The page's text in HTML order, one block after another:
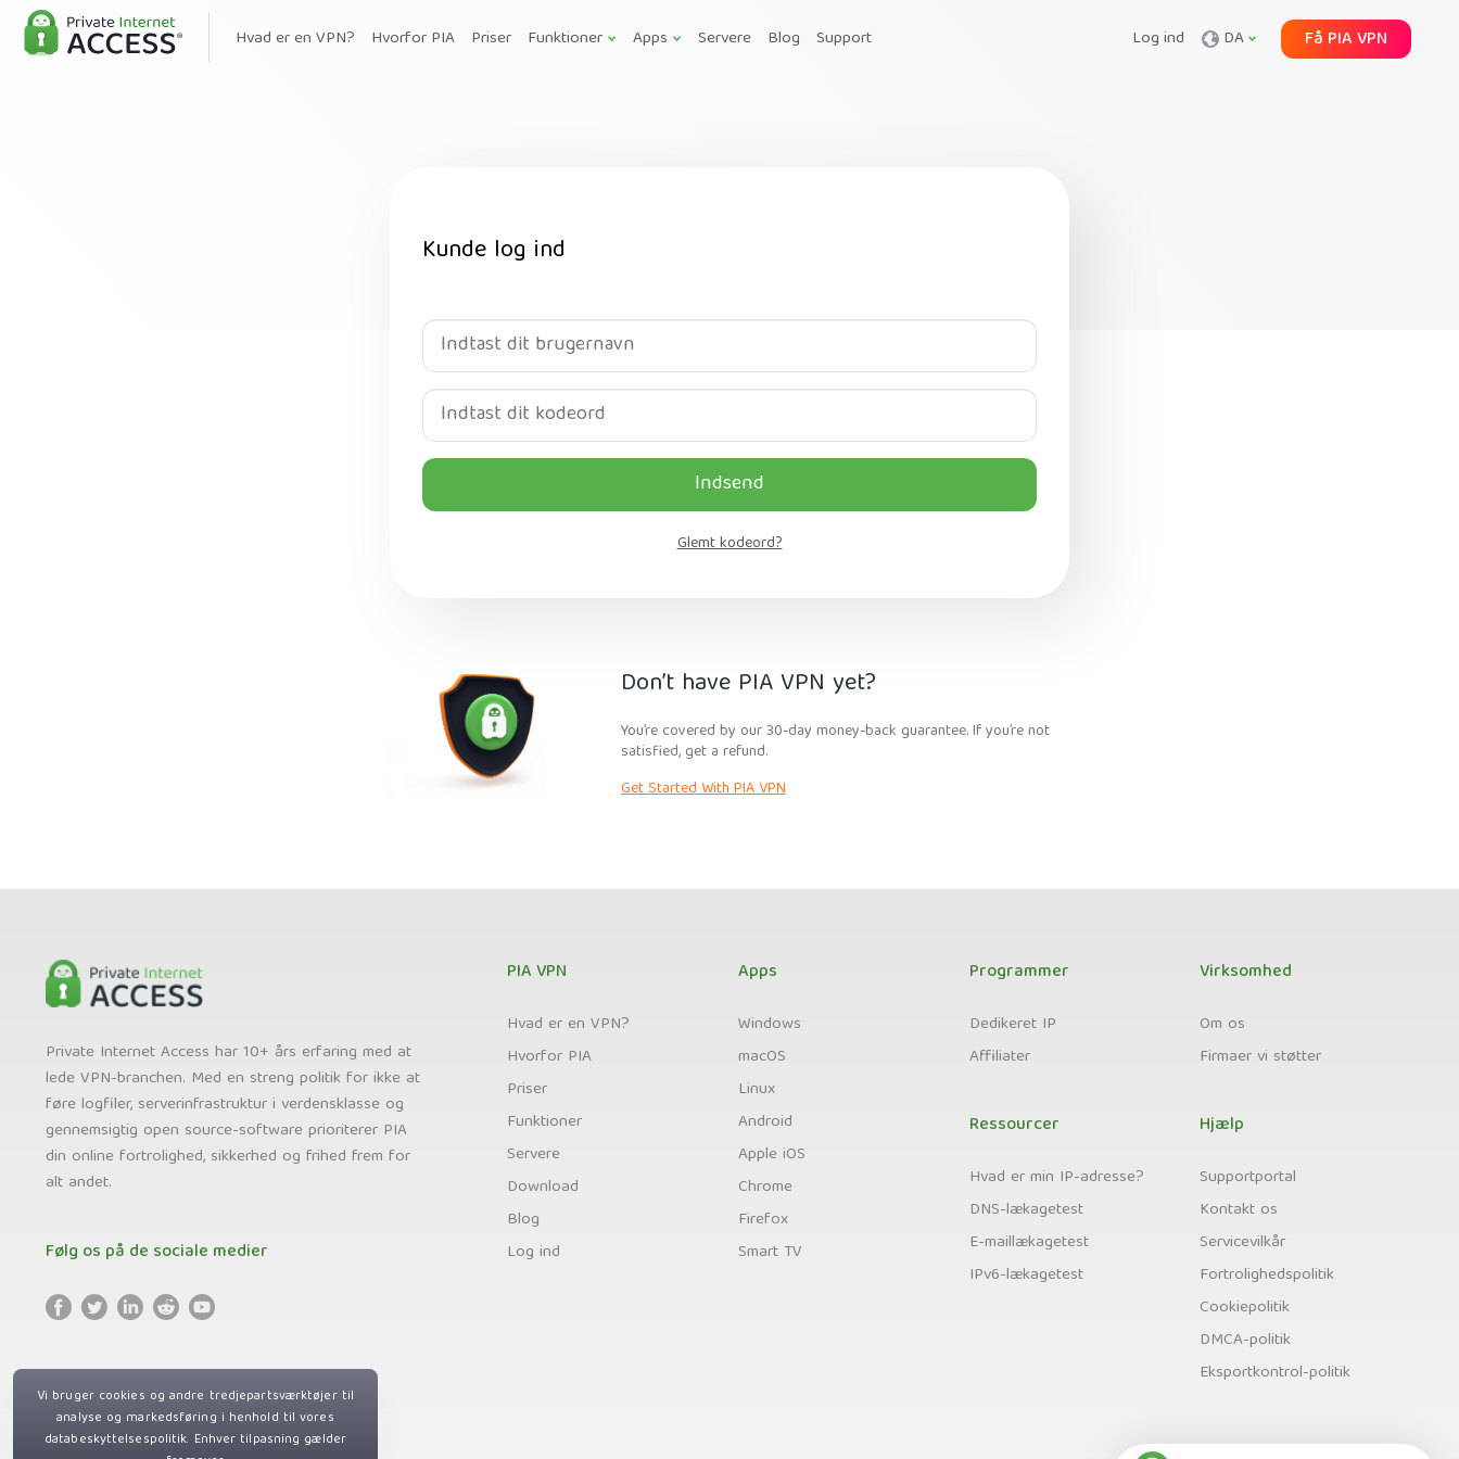
Hvad er en VPN? Hvorfor PIA Priser Funktioner Apps Servere Blog Support Log ind DA Få PIA VPN
Kunde log ind
Indsend
Glemt kodeord?
Don’t have PIA VPN yet?
You’re covered by our 30-day money-back guarantee. If you’re not
satisfied, get a refund.
Get Started With PIA VPN
Private Internet Access har 10+ års erfaring med at
lede VPN-branchen. Med en streng politik for ikke at
føre logfiler, serverinfrastruktur i verdensklasse og
gennemsigtig open source-software prioriterer PIA
din online fortrolighed, sikkerhed og frihed frem for
alt andet.
Følg os på de sociale medier
PIA VPN
Hvad er en VPN?
Hvorfor PIA
Priser
Funktioner
Servere
Download
Blog
Log ind
Apps
Windows
macOS
Linux
Android
Apple iOS
Chrome
Firefox
Smart TV
Programmer
Dedikeret IP
Affiliater
Ressourcer
Hvad er min IP-adresse?
DNS-lækagetest
E-maillækagetest
IPv6-lækagetest
Virksomhed
Om os
Firmaer vi støtter
Hjælp
Supportportal
Kontakt os
Servicevilkår
Fortrolighedspolitik
Cookiepolitik
DMCA-politik
Eksportkontrol-politik